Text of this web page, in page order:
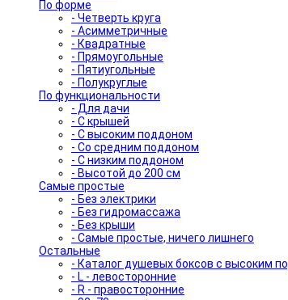
По форме
- Четверть круга
- Асимметричные
- Квадратные
- Прямоугольные
- Пятиугольные
- Полукруглые
По функциональности
- Для дачи
- С крышей
- С высоким поддоном
- Со средним поддоном
- С низким поддоном
- Высотой до 200 см
Самые простые
- Без электрики
- Без гидромассажа
- Без крыши
- Самые простые, ничего лишнего
Остальные
- Каталог душевых боксов с высоким
- L - левосторонние
- R - правосторонние